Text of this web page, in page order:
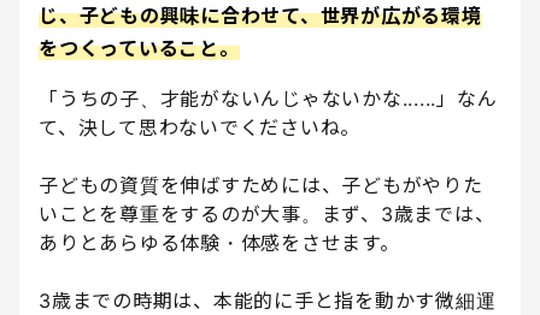
じ、子どもの興味に合わせて、世界が広がる環境
をつくっていること。
「うちの子、才能がないんじゃないかな......」なん
て、決して思わないでくださいね。
子どもの資質を伸ばすためには、子どもがやりた
いことを尊重をするのが大事。まず、3歳までは、
ありとあらゆる体験・体感をさせます。
3歳までの時期は、本能的に手と指を動かす微細運